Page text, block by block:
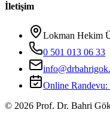
İletişim
Lokman Hekim
0 501 013 06 33
Online Randevu:
© 2026 Prof. Dr. Bahri